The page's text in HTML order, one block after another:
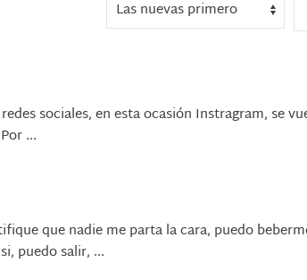
sociales, en esta ocasión Instragram, se
...
que nadie me parta la cara, puedo
puedo salir, ...